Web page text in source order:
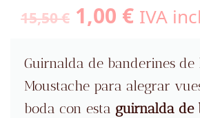
15,50€ El
precio
original
era:
15,50 €.
1,00 €El
actual
es:
1,00 €.
IVA
Guirnalda de banderines de
Moustache para alegrar
boda con esta guirnalda de